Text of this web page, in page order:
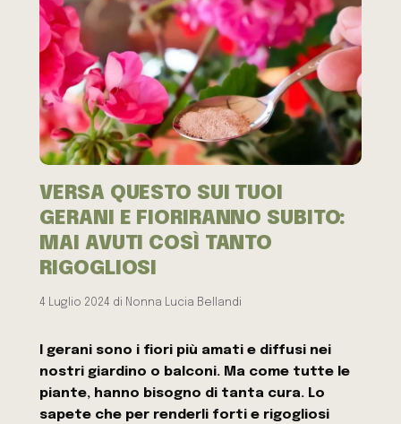
VERSA QUESTO SUI TUOI
GERANI E FIORIRANNO SUBITO:
MAI AVUTI COSÌ TANTO
RIGOGLIOSI
4 Luglio 2024 di Nonna Lucia Bellandi
I gerani sono i fiori più amati e diffusi nei
nostri giardino o balconi. Ma come tutte le
piante, hanno bisogno di tanta cura. Lo
sapete che per renderli forti e rigogliosi